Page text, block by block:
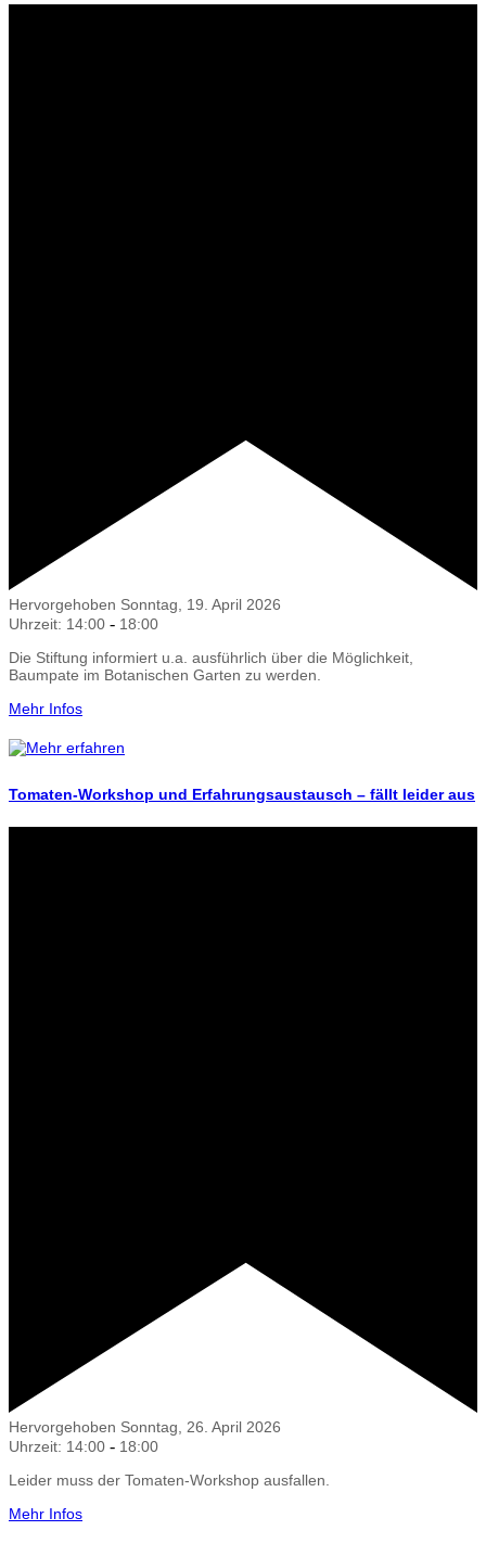
Hervorgehoben Sonntag, 19. April 2026
Uhrzeit: 14:00 - 18:00
Die Stiftung informiert u.a. ausführlich über die Möglichkeit,
Baumpate im Botanischen Garten zu werden.
Mehr Infos
Tomaten-Workshop und Erfahrungsaustausch – fällt leider aus
Hervorgehoben Sonntag, 26. April 2026
Uhrzeit: 14:00 - 18:00
Leider muss der Tomaten-Workshop ausfallen.
Mehr Infos